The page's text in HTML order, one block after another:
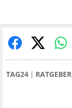
TAG24 RATGEBER